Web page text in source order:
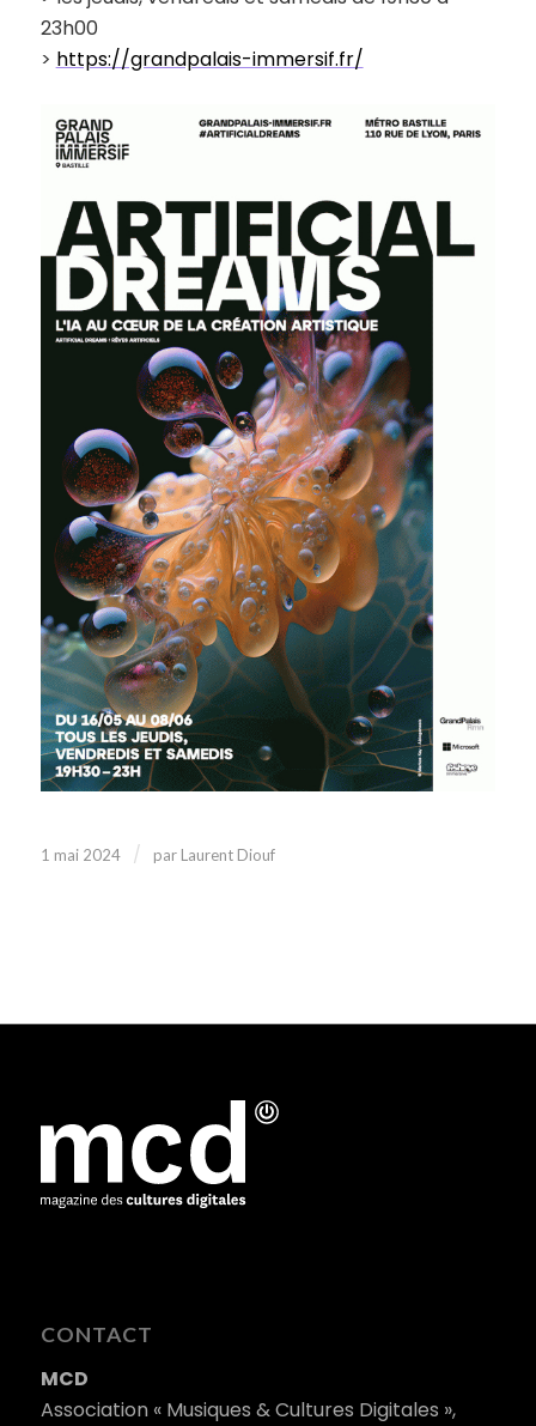
23h00
> https://grandpalais-immersif.fr/
1 mai 2024 / par Laurent Diouf
CONTACT
MCD
Association « Musiques & Cultures Digitales »,